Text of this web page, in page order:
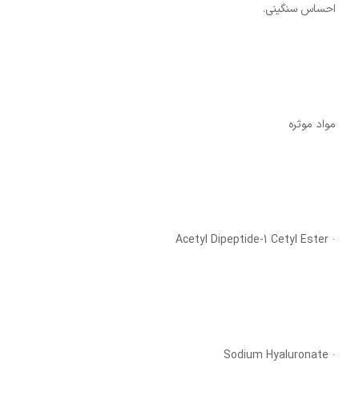
احساس سنگینی.
مواد موثره
· Acetyl Dipeptide-1 Cetyl Ester
· Sodium Hyaluronate